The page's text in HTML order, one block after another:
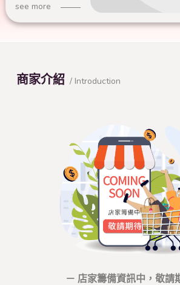
see more
商家介紹 / Introduction
－ 店家籌備資訊中，敬請